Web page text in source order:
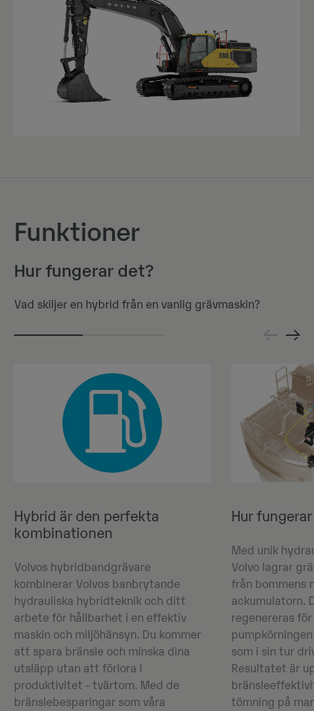
Funktioner
Hur fungerar det?
Vad skiljer en hybrid från en vanlig grävmaskin?
Hybrid är den perfekta
kombinationen
Volvos hybridbandgrävare
kombinerar Volvos banbrytande
hydrauliska hybridteknik och ditt
arbete för hållbarhet i en effektiv
maskin och miljöhänsyn. Du kommer
att spara bränsle och minska dina
utsläpp utan att förlora i
produktivitet - tvärtom. Med de
bränslebesparingar som våra
Hur
Med unik
Volvo lagrar
från bommens
ackumulatorn.
regenereras
som i sin tur
Resultatet är
tömning på